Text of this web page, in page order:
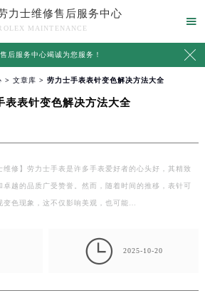
力士维修售后服务中心
MAINTENANCE

后服务中心竭诚为您服务！ 
> 文章库 > 劳力士手表表针变色解决方法大全
表表针变色解决方法大全
维修】劳力士手表是许多手表爱好者的心头好，其精致
卓越的品质广受赞誉。然而，随着时间的推移，表针可
变色现象，这不仅影响美观，也可能…
 2025-10-20